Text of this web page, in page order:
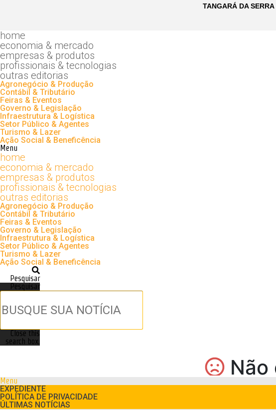
home
economia & mercado
empresas & produtos
profissionais & tecnologias
outras editorias
Agronegócio & Produção
Contábil & Tributário
Feiras & Eventos
Governo & Legislação
Infraestrutura & Logística
Setor Público & Agentes
Turismo & Lazer
Ação Social & Beneficência
Menu
home
economia & mercado
empresas & produtos
profissionais & tecnologias
outras editorias
Agronegócio & Produção
Contábil & Tributário
Feiras & Eventos
Governo & Legislação
Infraestrutura & Logística
Setor Público & Agentes
Turismo & Lazer
Ação Social & Beneficência
Pesquisar
Pesquisar
Close this
search box.
Menu
EXPEDIENTE
POLÍTICA DE PRIVACIDADE
ÚLTIMAS NOTÍCIAS